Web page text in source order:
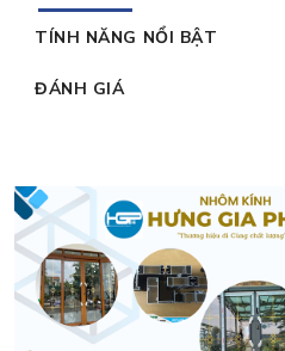
TÍNH NĂNG NỔI BẬT
ĐÁNH GIÁ